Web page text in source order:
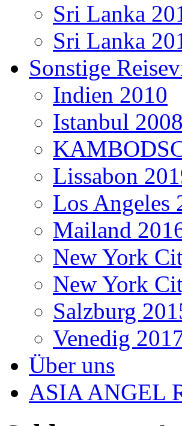
Sri Lanka
Sri Lanka
Sonstige
Indien 2010
Istanbul 2008
Lissabon
Los Angeles
Mailand
New York
New York
Salzburg
Venedig
Über uns
ASIA ANGEL